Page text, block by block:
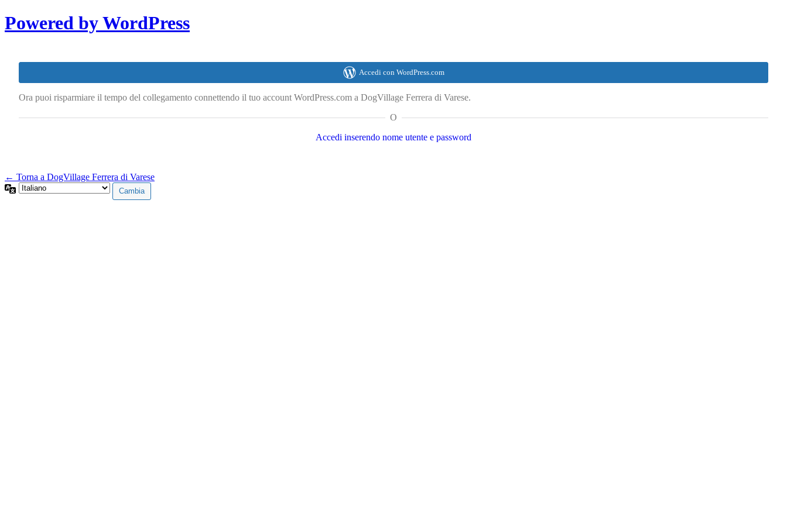
Powered by WordPress
Accedi con WordPress.com
Ora puoi risparmiare il tempo del collegamento connettendo il tuo account WordPress.com a DogVillage Ferrera di Varese.
O
Accedi inserendo nome utente e password
← Torna a DogVillage Ferrera di Varese
Lingua